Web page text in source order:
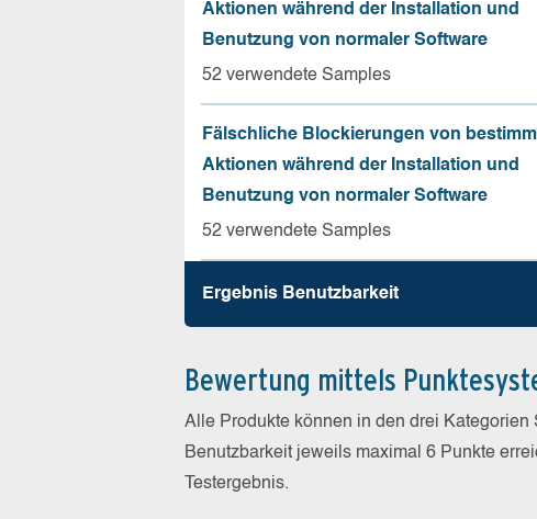
Aktionen während der Installation und
Benutzung von normaler Software
52 verwendete Samples
Fälschliche Blockierungen von
Aktionen während der Installation und
Benutzung von normaler Software
52 verwendete Samples
Ergebnis Benutz­barkeit
Bewertung mittels
Alle Produkte können in den drei
Benutzbarkeit jeweils maximal 6 Punkte
Testergebnis.